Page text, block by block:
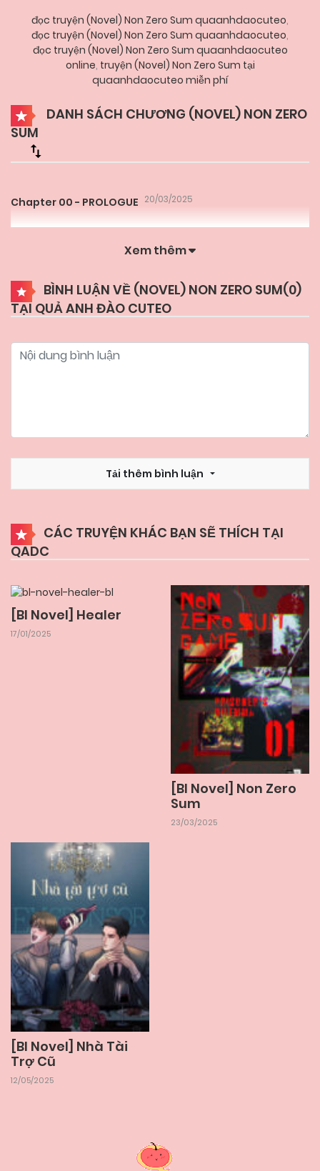
đọc truyện (Novel) Non Zero Sum quaanhdaocuteo,
đọc truyện (Novel) Non Zero Sum quaanhdaocuteo,
đọc truyện (Novel) Non Zero Sum quaanhdaocuteo
online, truyện (Novel) Non Zero Sum tại
quaanhdaocuteo miễn phí
DANH SÁCH CHƯƠNG (NOVEL) NON ZERO
SUM
Chapter 00 - PROLOGUE 20/03/2025
Xem thêm
BÌNH LUẬN VỀ (NOVEL) NON ZERO SUM(0)
TẠI QUẢ ANH ĐÀO CUTEO
Tải thêm bình luận
CÁC TRUYỆN KHÁC BẠN SẼ THÍCH TẠI
QADC
[Bl Novel] Healer
17/01/2025
[Bl Novel] Non Zero
Sum
23/03/2025
[Bl Novel] Nhà Tài
Trợ Cũ
12/05/2025